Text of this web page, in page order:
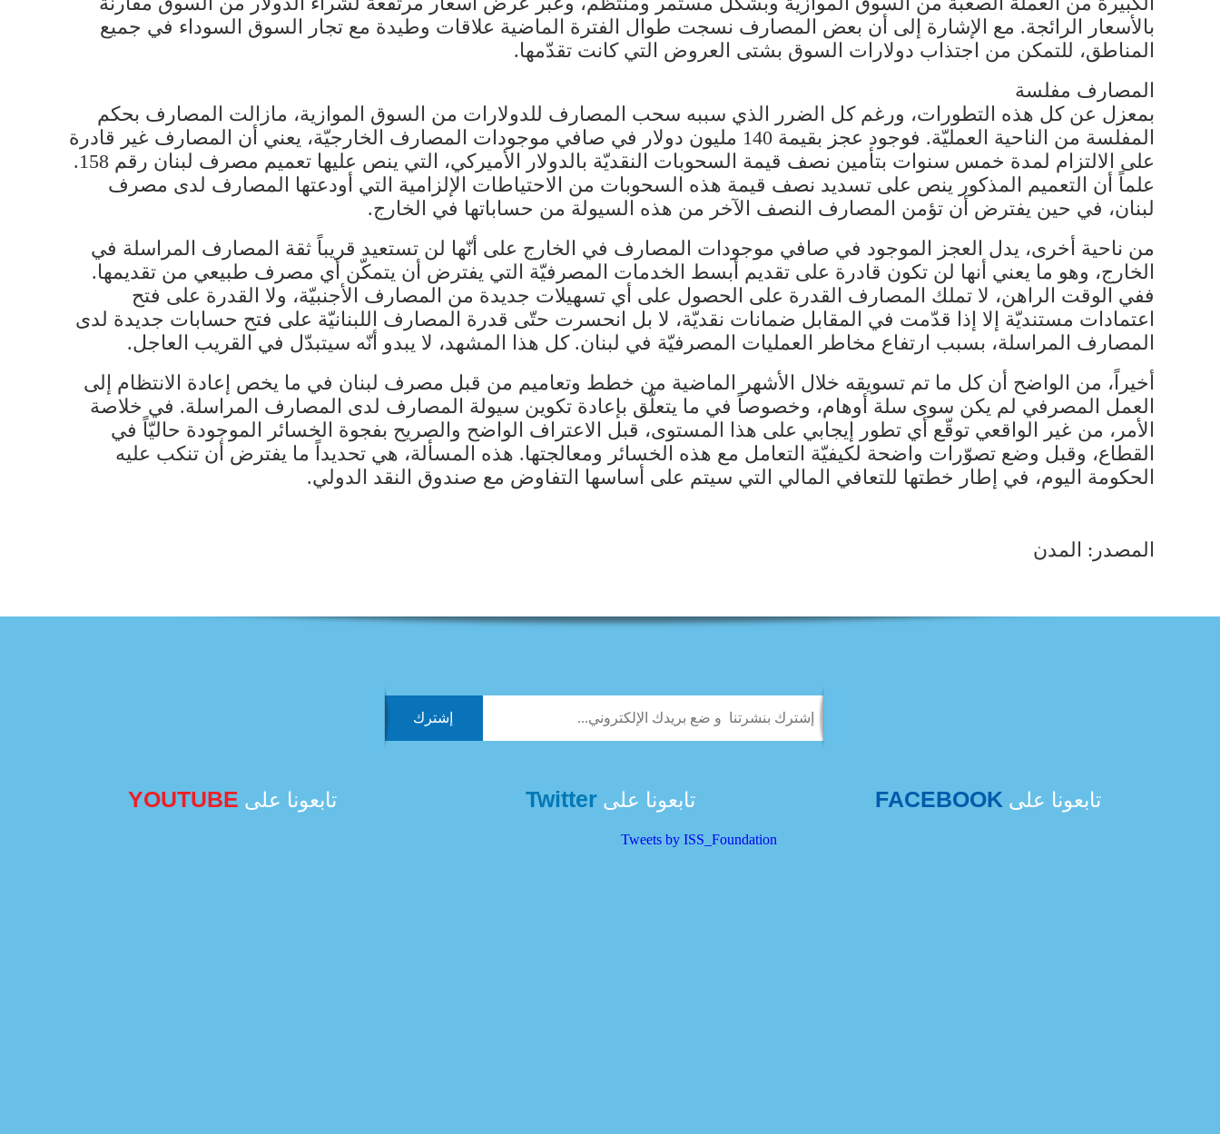
بالأسعار الرائجة. مع الإشارة إلى أن بعض المصارف نسجت طوال الفترة الماضية علاقات وطيدة مع تجار السوق السوداء في جميع
المناطق، للتمكن من اجتذاب دولارات السوق بشتى العروض التي كانت تقدّمها.
المصارف مفلسة
بمعزل عن كل هذه التطورات، ورغم كل الضرر الذي سببه سحب المصارف للدولارات من السوق الموازية، مازالت المصارف بحكم
المفلسة من الناحية العمليّة. فوجود عجز بقيمة 140 مليون دولار في صافي موجودات المصارف الخارجيّة، يعني أن المصارف غير قادرة
على الالتزام لمدة خمس سنوات بتأمين نصف قيمة السحوبات النقديّة بالدولار الأميركي، التي ينص عليها تعميم مصرف لبنان رقم 158.
علماً أن التعميم المذكور ينص على تسديد نصف قيمة هذه السحوبات من الاحتياطات الإلزامية التي أودعتها المصارف لدى مصرف
لبنان، في حين يفترض أن تؤمن المصارف النصف الآخر من هذه السيولة من حساباتها في الخارج.
من ناحية أخرى، يدل العجز الموجود في صافي موجودات المصارف في الخارج على أنّها لن تستعيد قريباً ثقة المصارف المراسلة في
الخارج، وهو ما يعني أنها لن تكون قادرة على تقديم أبسط الخدمات المصرفيّة التي يفترض أن يتمكّن أي مصرف طبيعي من تقديمها.
ففي الوقت الراهن، لا تملك المصارف القدرة على الحصول على أي تسهيلات جديدة من المصارف الأجنبيّة، ولا القدرة على فتح
اعتمادات مستنديّة إلا إذا قدّمت في المقابل ضمانات نقديّة، لا بل انحسرت حتّى قدرة المصارف اللبنانيّة على فتح حسابات جديدة لدى
المصارف المراسلة، بسبب ارتفاع مخاطر العمليات المصرفيّة في لبنان. كل هذا المشهد، لا يبدو أنّه سيتبدّل في القريب العاجل.
أخيراً، من الواضح أن كل ما تم تسويقه خلال الأشهر الماضية من خطط وتعاميم من قبل مصرف لبنان في ما يخص إعادة الانتظام إلى
العمل المصرفي لم يكن سوى سلة أوهام، وخصوصاً في ما يتعلّق بإعادة تكوين سيولة المصارف لدى المصارف المراسلة. في خلاصة
الأمر، من غير الواقعي توقّع أي تطور إيجابي على هذا المستوى، قبل الاعتراف الواضح والصريح بفجوة الخسائر الموجودة حاليّاً في
القطاع، وقبل وضع تصوّرات واضحة لكيفيّة التعامل مع هذه الخسائر ومعالجتها. هذه المسألة، هي تحديداً ما يفترض أن تنكب عليه
الحكومة اليوم، في إطار خطتها للتعافي المالي التي سيتم على أساسها التفاوض مع صندوق النقد الدولي.
المصدر: المدن
تابعونا على FACEBOOK تابعونا علىTwitter
Tweets by ISS_Foundation
تابعونا على YOUTUBE